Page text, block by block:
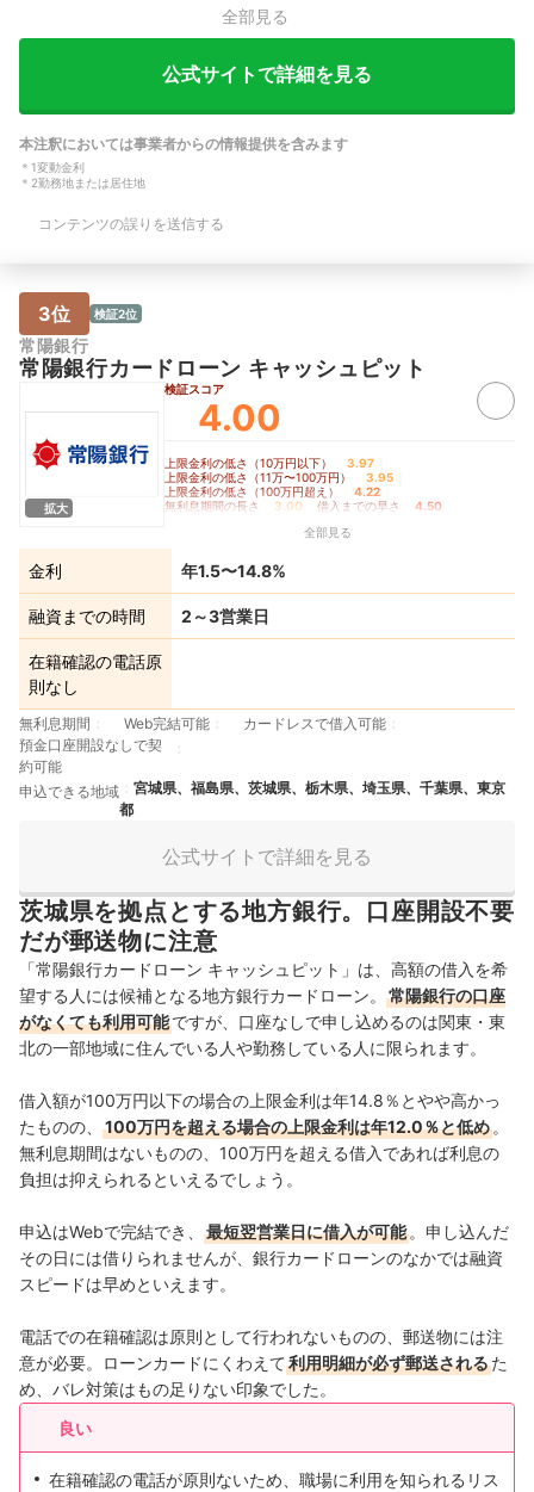
全部見る
公式サイトで詳細を見る
本注釈においては事業者からの情報提供を含みます
＊ 1変動金利
＊ 2勤務地または居住地
コンテンツの誤りを送信する
3位 検証2位
常陽銀行
常陽銀行カードローン キャッシュピット
拡大
検証スコア
4.00
上限金利の低さ（10万円以下） 3.97
上限金利の低さ（11万〜100万円） 3.95
上限金利の低さ（100万円超え） 4.22
無利息期間の長さ 3.00 借入までの早さ 4.50
全部見る
金利 年1.5〜14.8%
融資までの時間 2～3営業日
在籍確認の電話原
則なし
無利息期間 Web完結可能
カードレスで借入可能
預金口座開設なしで契
約可能
申込できる地域
宮城県、福島県、茨城県、栃木県、埼玉県、千葉県、東京
都
公式サイトで詳細を見る
茨城県を拠点とする地方銀行。口座開設不要
だが郵送物に注意
「常陽銀行カードローン キャッシュピット」は、高額の借入を希
望する人には候補となる地方銀行カードローン。
常陽銀行の口座
がなくても利用可能ですが、口座なしで申し込めるのは関東・東
北の一部地域に住んでいる人や勤務している人に限られます。
借入額が100万円以下の場合の上限金利は年14.8％とやや高かっ
たものの、
100万円を超える場合の上限金利は年12.0％と低め。
無利息期間はないものの、100万円を超える借入であれば利息の
負担は抑えられるといえるでしょう。
申込はWebで完結でき、 最短翌営業日に借入が可能。申し込んだ
その日には借りられませんが、銀行カードローンのなかでは融資
スピードは早めといえます。
電話での在籍確認は原則として行われないものの、郵送物には注
意が必要。ローンカードにくわえて利用明細が必ず郵送されるた
め、バレ対策はもの足りない印象でした。
良い
在籍確認の電話が原則ないため、職場に利用を知られるリス